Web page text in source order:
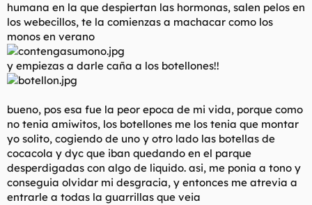
humana en la que despiertan las hormonas, salen pelos en
los webecillos, te la comienzas a machacar como los
monos en verano
y empiezas a darle caña a los botellones!!
bueno, pos esa fue la peor epoca de mi vida, porque como
no tenia amiwitos, los botellones me los tenia que montar
yo solito, cogiendo de uno y otro lado las botellas de
cocacola y dyc que iban quedando en el parque
desperdigadas con algo de liquido. asi, me ponia a tono y
conseguia olvidar mi desgracia, y entonces me atrevia a
entrarle a todas la guarrillas que veia